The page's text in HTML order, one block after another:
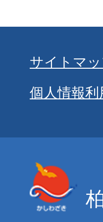
サイトマ
個人情報利